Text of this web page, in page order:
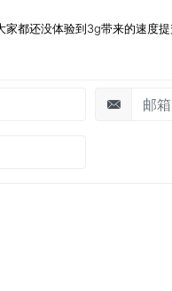
都还没体验到3g带来的速度提